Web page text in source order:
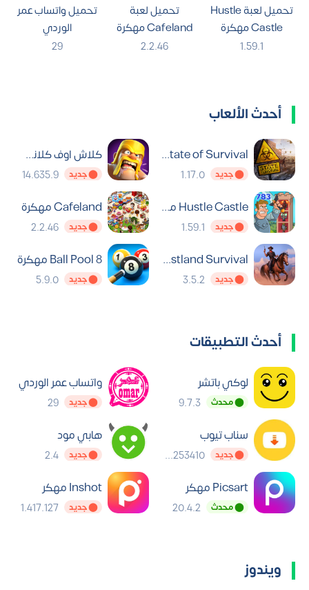
تحميل لعبة Hustle
Castle مهكرة
2026 للأندرويد1.59.1
تحميل لعبة
Cafeland مهكرة
2026 للأندرويد2.2.46
تحميل واتساب عمر
الوردي
OB2WhatsApp
29
أحدث الألعاب
State of Survival مهكرة
⬤ جديد
كلاش اوف كلانس مهكرة
⬤ جديد
Hustle Castle مهكرة
⬤ جديد
Cafeland مهكرة
⬤ جديد
Westland Survival مهكرة
⬤ جديد
8 Ball Pool مهكرة
⬤ جديد
أحدث التطبيقات
لوكي باتشر
⬤ محدث
واتساب عمر الوردي
⬤ جديد
سناب تيوب
⬤ جديد 5.25.0.5253410
هابي مود
⬤ جديد
Picsart مهكر
⬤ محدث
Inshot مهكر
⬤ جديد
ويندوز